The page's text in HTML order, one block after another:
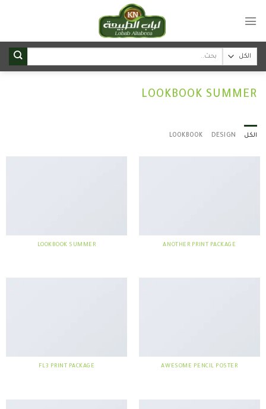
Search
LOOKBOOK SUMMER
الكل DESIGN
LOOKBOOK
LOOKBOOK SUMMER ANOTHER PRINT PACKAGE
FL3 PRINT PACKAGE AWESOME PENCIL POSTER